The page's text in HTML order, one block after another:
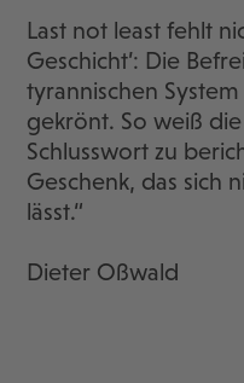
Last not least fehlt
Geschicht’: Die
tyrannischen
gekrönt. So weiß
Schlusswort zu
Geschenk, das sich
lässt.“
Dieter Oßwald